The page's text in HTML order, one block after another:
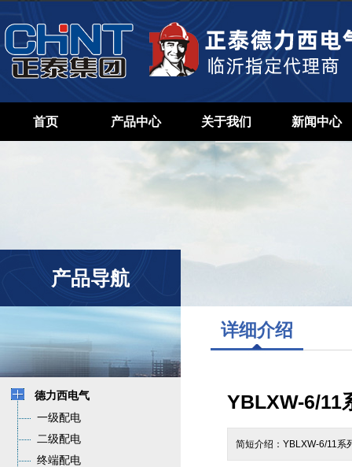
首页 产品中心 关于我们 新闻中心
产品导航
德力西电气
一级配电
二级配电
终端配电
详细介绍
YBLXW-6/11
简短介绍：YBLXW-6/11系